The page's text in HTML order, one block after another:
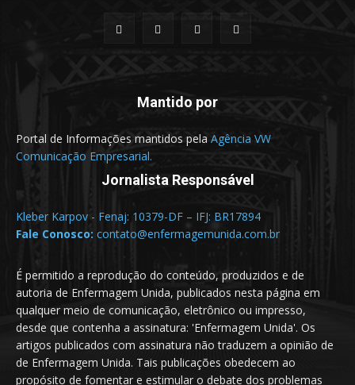
Mantido por
Portal de Informações mantidos pela Agência VW
Comunicação Empresarial.
Jornalista Responsável
Kleber Karpov - Fenaj: 10379-DF – IFJ: BR17894
Fale Conosco: contato@enfermagemunida.com.br
É permitido a reprodução do conteúdo, produzidos e de
autoria de Enfermagem Unida, publicados nesta página em
qualquer meio de comunicação, eletrônico ou impresso,
desde que contenha a assinatura: 'Enfermagem Unida'. Os
artigos publicados com assinatura não traduzem a opinião de
de Enfermagem Unida. Tais publicações obedecem ao
propósito de fomentar e estimular o debate dos problemas